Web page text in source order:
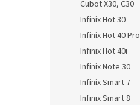
Cubot X30, C30
Infinix Hot 30
Infinix Hot 40 Pro
Infinix Hot 40i
Infinix Note 30
Infinix Smart 7
Infinix Smart 8